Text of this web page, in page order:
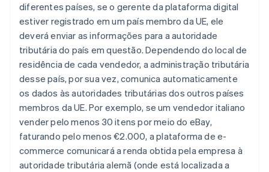
diferentes países, se o gerente da plataforma digital
estiver registrado em um país membro da UE, ele
deverá enviar as informações para a autoridade
tributária do país em questão. Dependendo do local de
residência de cada vendedor, a administração tributária
desse país, por sua vez, comunica automaticamente
os dados às autoridades tributárias dos outros países
membros da UE. Por exemplo, se um vendedor italiano
vender pelo menos 30 itens por meio do eBay,
faturando pelo menos €2.000, a plataforma de e-
commerce comunicará a renda obtida pela empresa à
autoridade tributária alemã (onde está localizada a